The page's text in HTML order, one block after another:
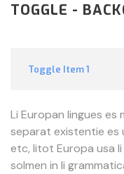
TOGGLE -
Toggle Item 1
Li Europan lingues es
separat existentie es
etc, litot Europa usa li
solmen in li